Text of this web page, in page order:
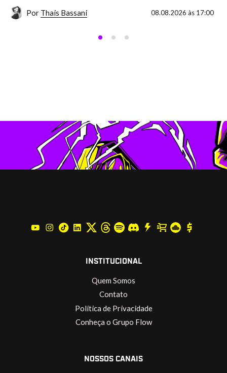
Por Thais Bassani 08.08.2026 às 17:00
INSTITUCIONAL
Quem Somos
Contato
Política de Privacidade
Conheça o Grupo Flow
NOSSOS CANAIS